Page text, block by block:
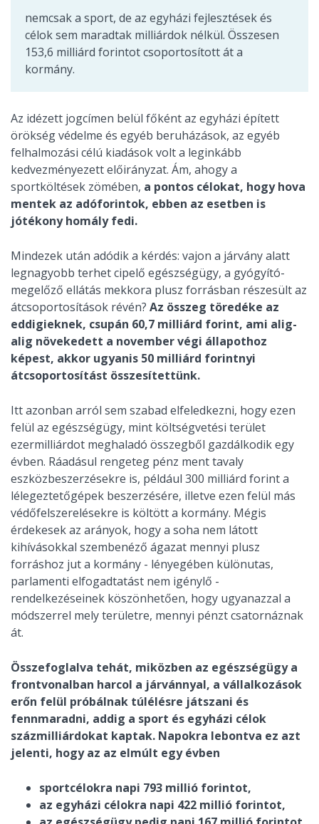
nemcsak a sport, de az egyházi fejlesztések és
célok sem maradtak milliárdok nélkül. Összesen
153,6 milliárd forintot csoportosított át a
kormány.
Az idézett jogcímen belül főként az egyházi épített
örökség védelme és egyéb beruházások, az egyéb
felhalmozási célú kiadások volt a leginkább
kedvezményezett előirányzat. Ám, ahogy a
sportköltések zömében, a pontos célokat, hogy hova
mentek az adóforintok, ebben az esetben is
jótékony homály fedi.
Mindezek után adódik a kérdés: vajon a járvány alatt
legnagyobb terhet cipelő egészségügy, a gyógyító-
megelőző ellátás mekkora plusz forrásban részesült az
átcsoportosítások révén? Az összeg töredéke az
eddigieknek, csupán 60,7 milliárd forint, ami alig-
alig növekedett a november végi állapothoz
képest, akkor ugyanis 50 milliárd forintnyi
átcsoportosítást összesítettünk.
Itt azonban arról sem szabad elfeledkezni, hogy ezen
felül az egészségügy, mint költségvetési terület
ezermilliárdot meghaladó összegből gazdálkodik egy
évben. Ráadásul rengeteg pénz ment tavaly
eszközbeszerzésekre is, például 300 milliárd forint a
lélegeztetőgépek beszerzésére, illetve ezen felül más
védőfelszerelésekre is költött a kormány. Mégis
érdekesek az arányok, hogy a soha nem látott
kihívásokkal szembenéző ágazat mennyi plusz
forráshoz jut a kormány - lényegében különutas,
parlamenti elfogadtatást nem igénylő -
rendelkezéseinek köszönhetően, hogy ugyanazzal a
módszerrel mely területre, mennyi pénzt csatornáznak
át.
Összefoglalva tehát, miközben az egészségügy a
frontvonalban harcol a járvánnyal, a vállalkozások
erőn felül próbálnak túlélésre játszani és
fennmaradni, addig a sport és egyházi célok
százmilliárdokat kaptak. Napokra lebontva ez azt
jelenti, hogy az az elmúlt egy évben
sportcélokra napi 793 millió forintot,
az egyházi célokra napi 422 millió forintot,